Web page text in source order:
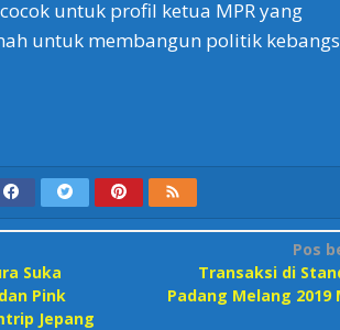
untuk profil ketua MPR yang
untuk membangun politik
Suka
Pink
Jepang
Pos
Transaksi di
Padang Melang 2019